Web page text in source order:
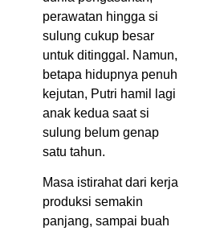
perawatan hingga si
sulung cukup besar
untuk ditinggal. Namun,
betapa hidupnya penuh
kejutan, Putri hamil lagi
anak kedua saat si
sulung belum genap
satu tahun.
Masa istirahat dari kerja
produksi semakin
panjang, sampai buah